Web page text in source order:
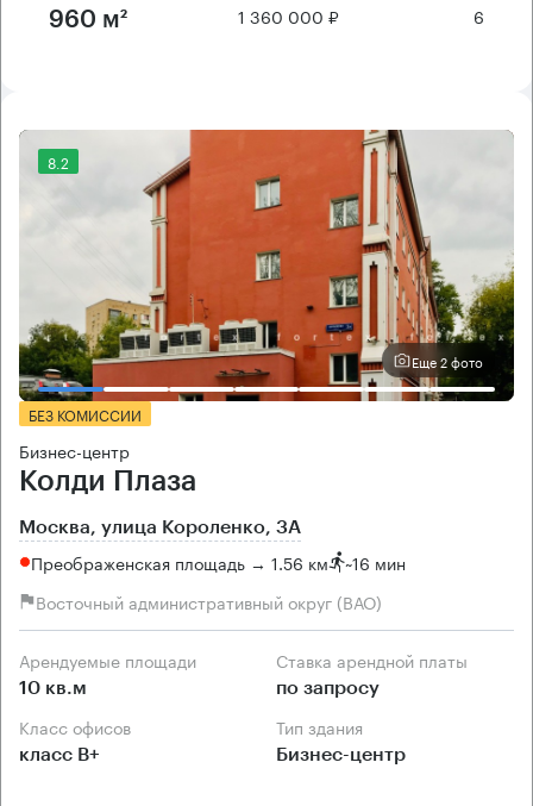
960 м² 1 360 000 ₽ 6
8.2
Еще 2 фото
БЕЗ КОМИССИИ
Бизнес-центр
Колди Плаза
Москва, улица Короленко, 3А
Преображенская площадь → 1.56 км ~16 мин
Восточный административный округ (ВАО)
Арендуемые площади
10 кв.м
Ставка арендной платы
по запросу
Класс офисов
класс B+
Тип здания
Бизнес-центр